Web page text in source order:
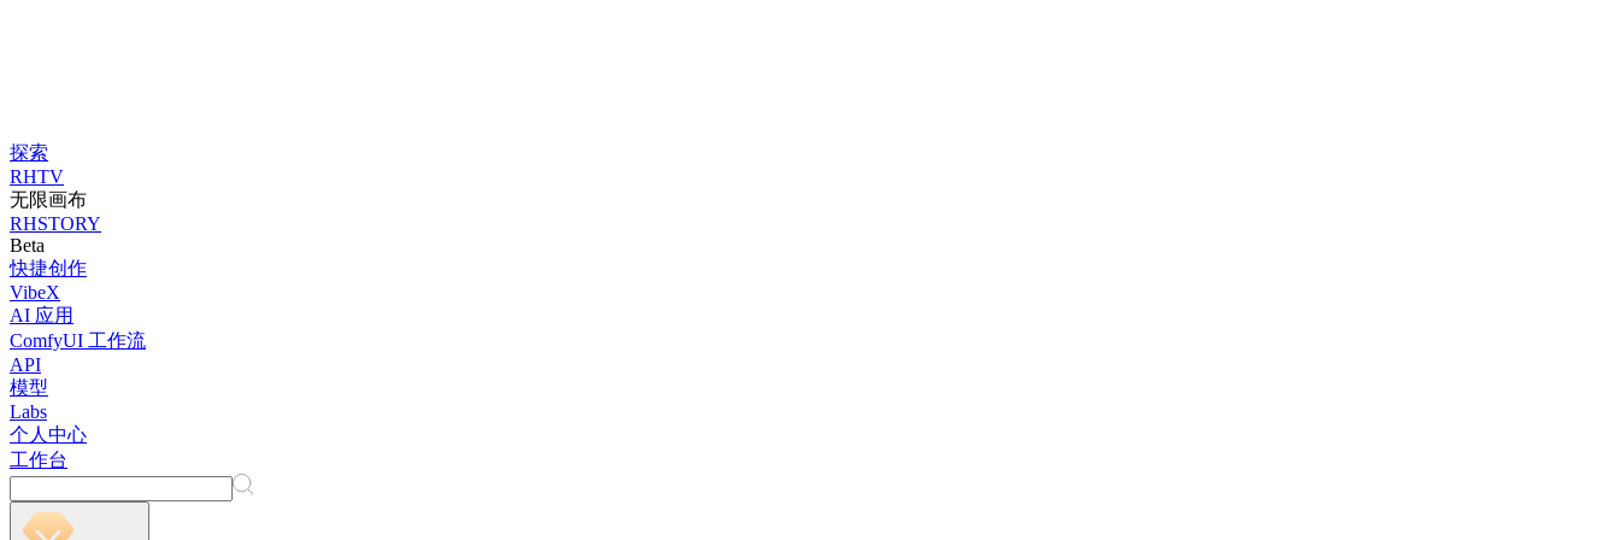
探索
RHTV
无限画布
RHSTORY
Beta
快捷创作
VibeX
AI 应用
ComfyUI 工作流
API
模型
Labs
个人中心
工作台